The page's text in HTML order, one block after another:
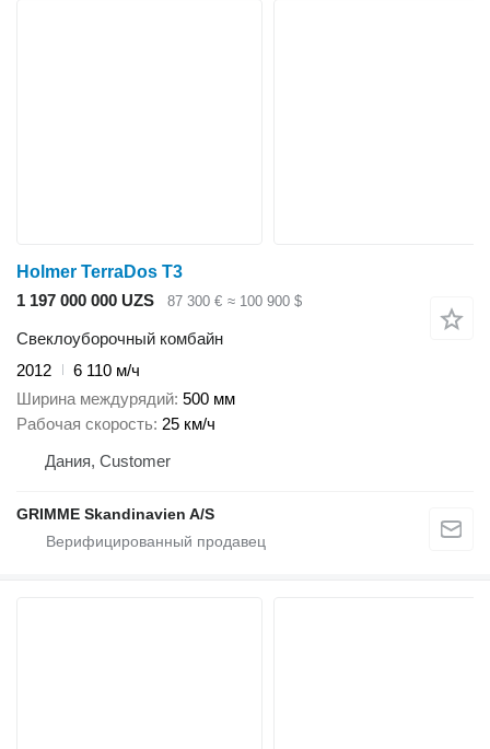
Holmer TerraDos T3
1 197 000 000 UZS
87 300 € ≈ 100 900 $
Свеклоуборочный комбайн
2012
6 110 м/ч
Ширина междурядий 500 мм
Рабочая скорость 25 км/ч
Дания, Customer
GRIMME Skandinavien A/S